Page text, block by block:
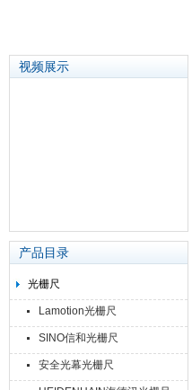
视频展示
产品目录
光栅尺
Lamotion光栅尺
SINO信和光栅尺
安全光幕光栅尺